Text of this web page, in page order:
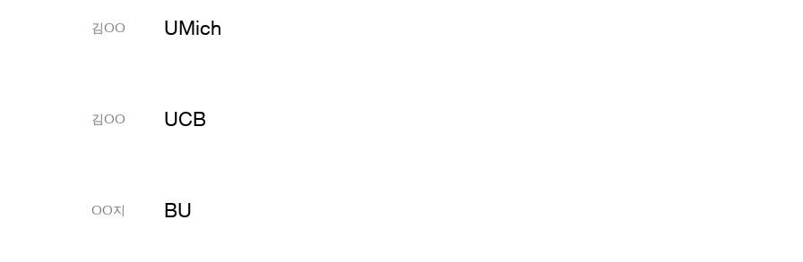
김OO UMich
김OO UCB
OO지 BU